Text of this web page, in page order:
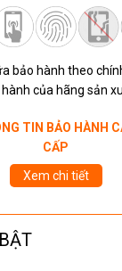
bảo hành theo
hành của hãng sản
TIN BẢO HÀNH
CẤP
Xem chi tiết